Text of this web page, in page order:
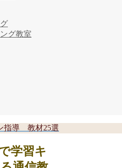
グ教室
指導 教材25選
学習キ